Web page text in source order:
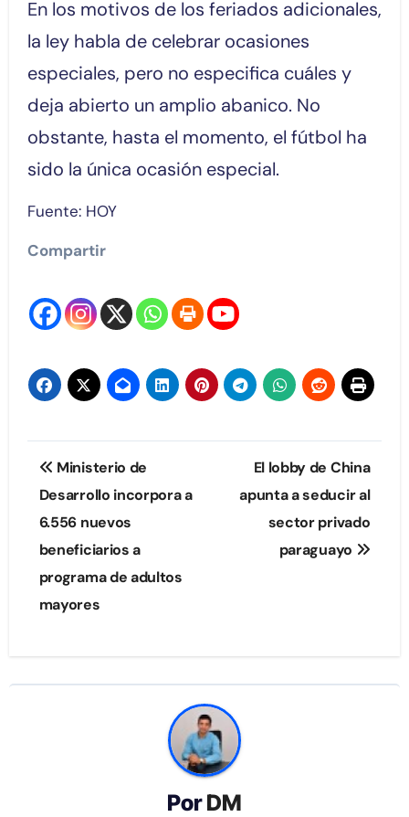
En los motivos de los feriados adicionales,
la ley habla de celebrar ocasiones
especiales, pero no especifica cuáles y
deja abierto un amplio abanico. No
obstante, hasta el momento, el fútbol ha
sido la única ocasión especial.
Fuente: HOY
Compartir
Navegación
de
entradas
Ministerio de
Desarrollo incorpora a
6.556 nuevos
beneficiarios a
programa de adultos
mayores
El lobby de China
apunta a seducir al
sector privado
paraguayo
PorDM